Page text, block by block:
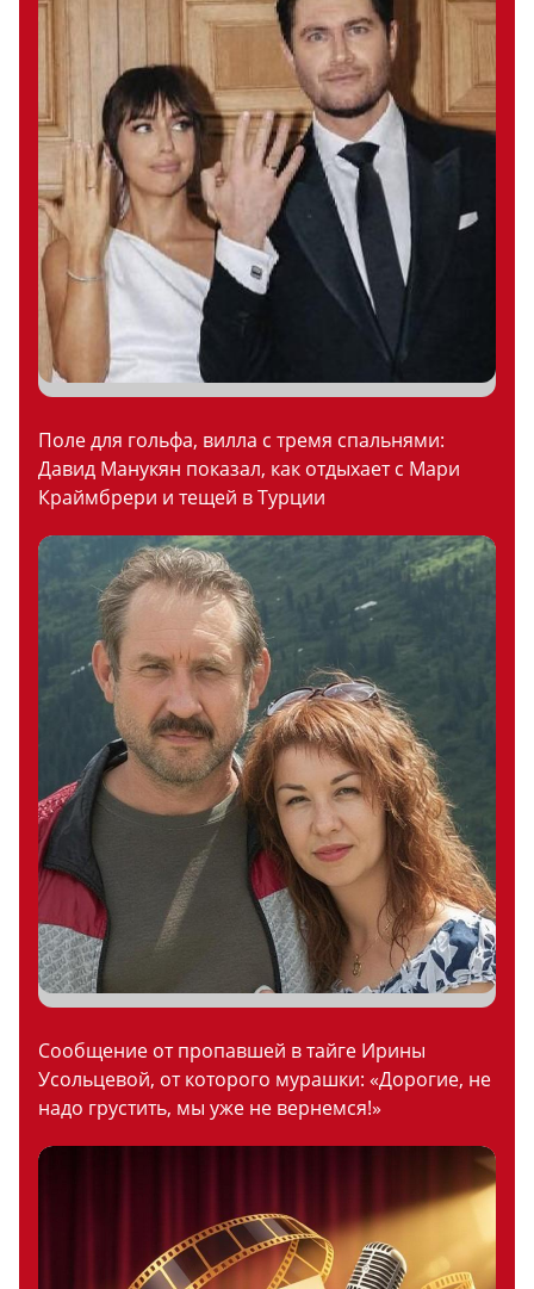
Поле для гольфа, вилла с тремя спальнями:
Давид Манукян показал, как отдыхает с Мари
Краймбрери и тещей в Турции
Сообщение от пропавшей в тайге Ирины
Усольцевой, от которого мурашки: «Дорогие, не
надо грустить, мы уже не вернемся!»